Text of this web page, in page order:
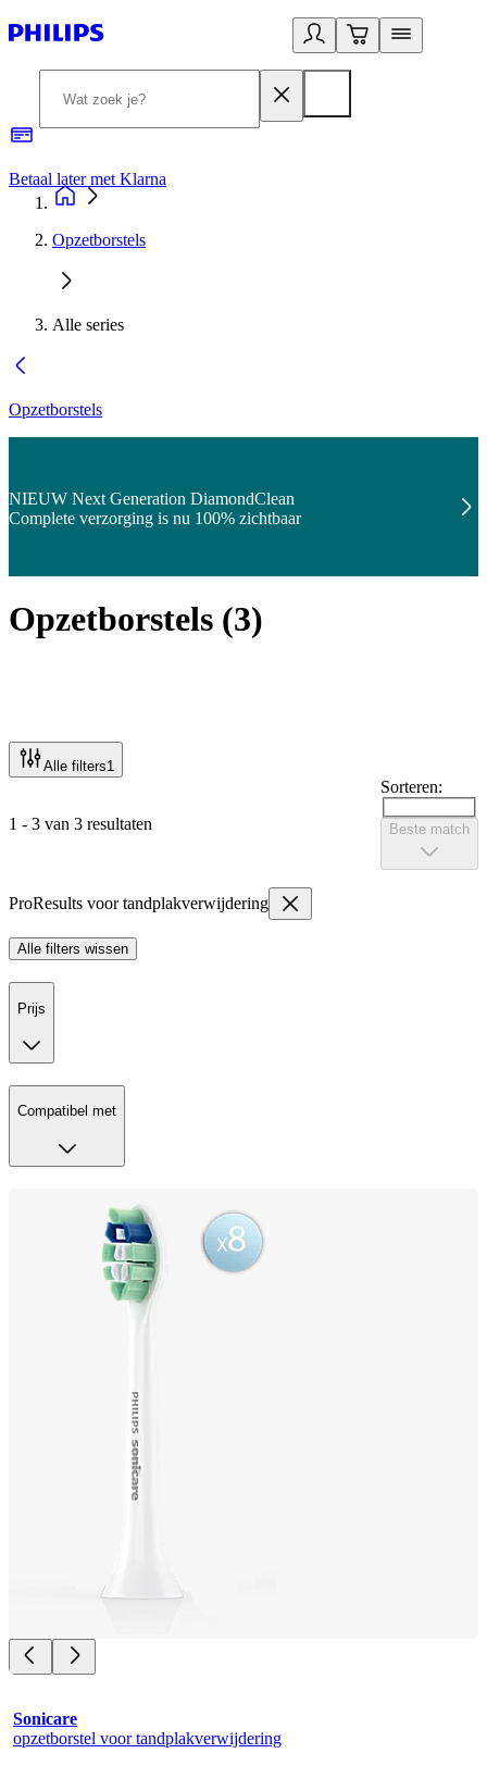
Betaal later met Klarna
Opzetborstels
Alle series
Opzetborstels
NIEUW Next Generation DiamondClean
Complete verzorging is nu 100% zichtbaar
Opzetborstels (3)
Alle filters1
1 - 3 van 3 resultaten
Sorteren:
Beste match
ProResults voor tandplakverwijdering
Alle filters wissen
Prijs
Compatibel met
Sonicare
opzetborstel voor tandplakverwijdering